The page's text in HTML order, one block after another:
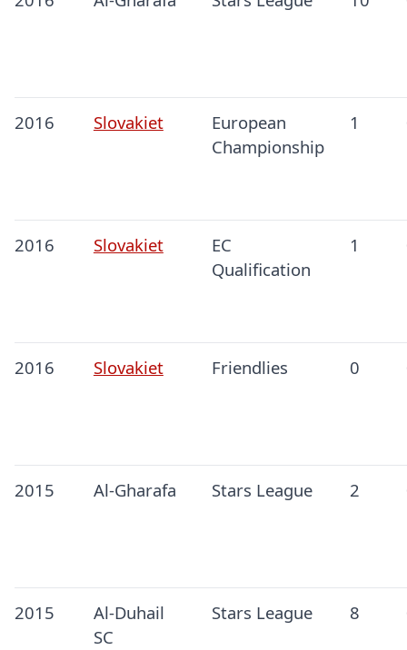
2016 Slovakiet
European
Championship
1
2016 Slovakiet
EC
Qualification
1
2016 Slovakiet Friendlies 0
2015 Al-Gharafa Stars League 2
2015
Al-Duhail
SC
Stars League 8